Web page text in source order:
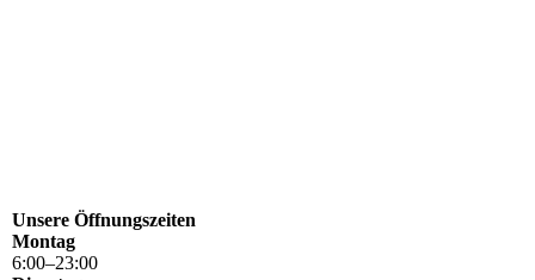
Unsere Öffnungszeiten
Montag
6:00–23:00